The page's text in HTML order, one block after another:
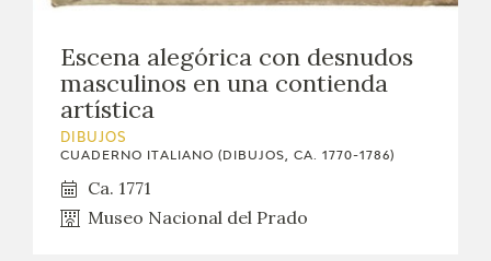
Escena alegórica con desnudos
masculinos en una contienda
artística
DIBUJOS
CUADERNO ITALIANO (DIBUJOS, CA. 1770-1786)
Ca. 1771
Museo Nacional del Prado